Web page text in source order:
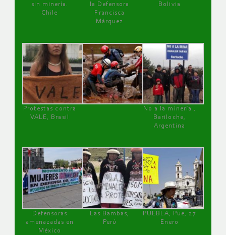
sin minería.
Chile
la Defensora
Francisca
Márquez
Bolivia
Protestas contra
VALE, Brasil
No a la minería ,
Bariloche,
Argentina
Defensoras
amenazadas en
México
Las Bambas,
Perú
PUEBLA, Pue, 27
Enero